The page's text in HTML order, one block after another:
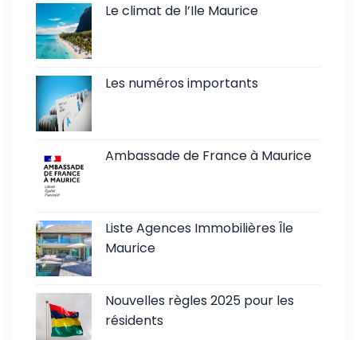
Le climat de l’Ile Maurice
Les numéros importants
Ambassade de France à Maurice
Liste Agences Immobilières Île
Maurice
Nouvelles règles 2025 pour les
résidents